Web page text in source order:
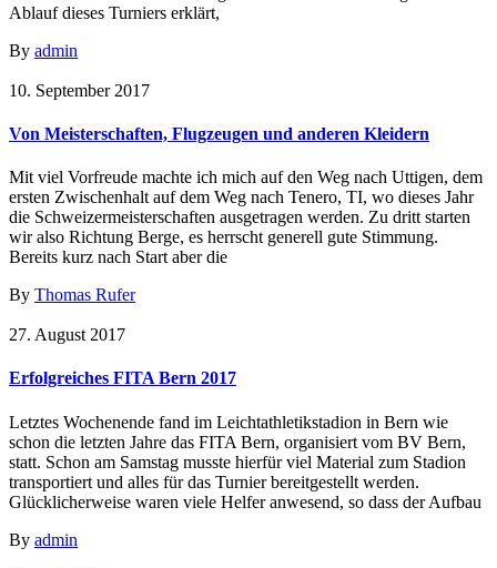
Ablauf dieses Turniers erklärt,
By admin
10. September 2017
Von Meisterschaften, Flugzeugen und anderen Kleidern
Mit viel Vorfreude machte ich mich auf den Weg nach Uttigen, dem
ersten Zwischenhalt auf dem Weg nach Tenero, TI, wo dieses Jahr
die Schweizermeisterschaften ausgetragen werden. Zu dritt starten
wir also Richtung Berge, es herrscht generell gute Stimmung.
Bereits kurz nach Start aber die
By Thomas Rufer
27. August 2017
Erfolgreiches FITA Bern 2017
Letztes Wochenende fand im Leichtathletikstadion in Bern wie
schon die letzten Jahre das FITA Bern, organisiert vom BV Bern,
statt. Schon am Samstag musste hierfür viel Material zum Stadion
transportiert und alles für das Turnier bereitgestellt werden.
Glücklicherweise waren viele Helfer anwesend, so dass der Aufbau
By admin